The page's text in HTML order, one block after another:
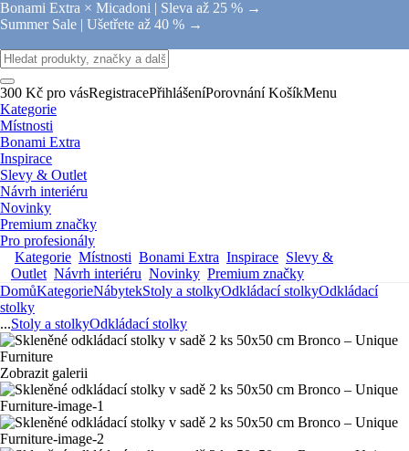
Bonami Extra × Micadoni | Sleva až 25 % →
Summer Sale | Ušetřete až 40 % →
300 Kč pro vásRegistracePřihlášeníPorovnání KošíkMenu
Kategorie
Místnosti
Bonami Extra
Inspirace
Slevy & Outlet
Návrh interiéru
Novinky
Premium značky
Pro profesionály
Kategorie Místnosti Bonami Extra Inspirace Slevy &
Outlet Návrh interiéru Novinky Premium značky
DomůKategorieNábytekStoly a stolkyOdkládací stolkyOdkládací
stolky
...Stoly a stolkyOdkládací stolky
Zobrazit galerii